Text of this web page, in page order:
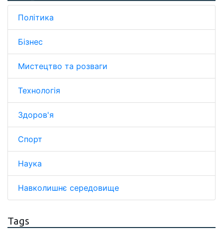
Політика
Бізнес
Мистецтво та розваги
Технологія
Здоров'я
Спорт
Наука
Навколишнє середовище
Tags